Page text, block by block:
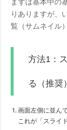
まずは基本中の
りありますが、
覧（サムネイル
方法1：
る（推奨）
画面左側に並ん
これが「スライ